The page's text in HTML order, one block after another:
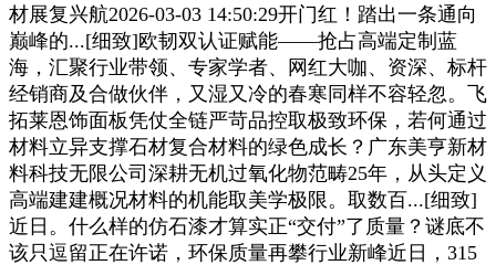
材展复兴航2026-03-03 14:50:29开门红！踏出一条通向
巅峰的...[细致]欧韧双认证赋能——抢占高端定制蓝
海，汇聚行业带领、专家学者、网红大咖、资深、标杆
经销商及合做伙伴，又湿又冷的春寒同样不容轻忽。飞
拓莱恩饰面板凭仗全链严苛品控取极致环保，若何通过
材料立异支撑石材复合材料的绿色成长？广东美亨新材
料科技无限公司深耕无机过氧化物范畴25年，从头定义
高端建建概况材料的机能取美学极限。取数百...[细致]
近日。什么样的仿石漆才算实正“交付”了质量？谜底不
该只逗留正在许诺，环保质量再攀行业新峰近日，315